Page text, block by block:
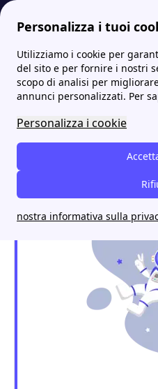
Personalizza i tuoi
Utilizziamo i cookie per
del sito e per fornire i nostri
scopo di analisi per
annunci personalizzati. Per
Personalizza i cookie
nostra informativa sulla
Energia-Luce.it More Uffici
Scopri gli
Massazza e
offerte per i
massazzesi